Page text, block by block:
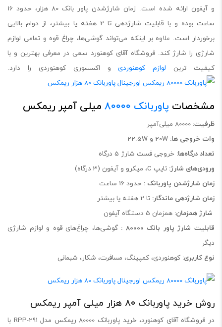
و آیفون ارائه شده است. زمان شارژشدن پاور بانک 80 هزار، حدود 16
ساعت بوده و با قابلیت شارژدهی تا 2 هفته یا بیشتر، از دوام بالایی
برخوردار است. علاوه بر اینکه می‌تواند گوشی‌ها، چراغ قوه و تمامی لوازم
شارژی را شارژ کند. فروشگاه آقای کوهنورد سعی در معرفی بهترین و با
کیفیت ترین لوازم کوهنوردیو اکسسوری کوهنوردی را دارد.
مشخصات پاوربانک 80000 میلی آمپر ریمکس
ظرفیت: 80000 میلی‌آمپر
وات خروجی ها: 20W و 22.5W
تعداد درگاه‌ها: خروجی فست شارژ 5 درگاه
ورودی‌های شارژ: تایپ C، میکرو و آیفون (3 درگاه)
زمان شارژشدن پاوربانک : حدود 16 ساعت
زمان شارژدهی ماندگار: تا 2 هفته یا بیشتر
شارژ همزمان: همزمان 5 دستگاه آیفون
قابلیت شارژ پاور بانک 80000 :
گوشی‌ها، چراغ‌های قوه و لوازم شارژی
دیگر
نوع کاربری: کوهنوردی، کمپینگ، مسافرت، شکار، شبمانی
روش خرید پاوربانک 80 هزار میلی آمپر ریمکس
در فروشگاه آقای کوهنورد، خرید پاوربانک 80000 ریمکس مدل RPP-291 با